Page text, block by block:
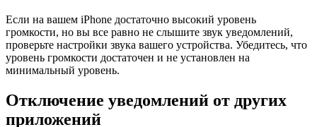
Если на вашем iPhone достаточно высокий уровень
громкости, но вы все равно не слышите звук уведомлений,
проверьте настройки звука вашего устройства. Убедитесь, что
уровень громкости достаточен и не установлен на
минимальный уровень.
Отключение уведомлений от других
приложений